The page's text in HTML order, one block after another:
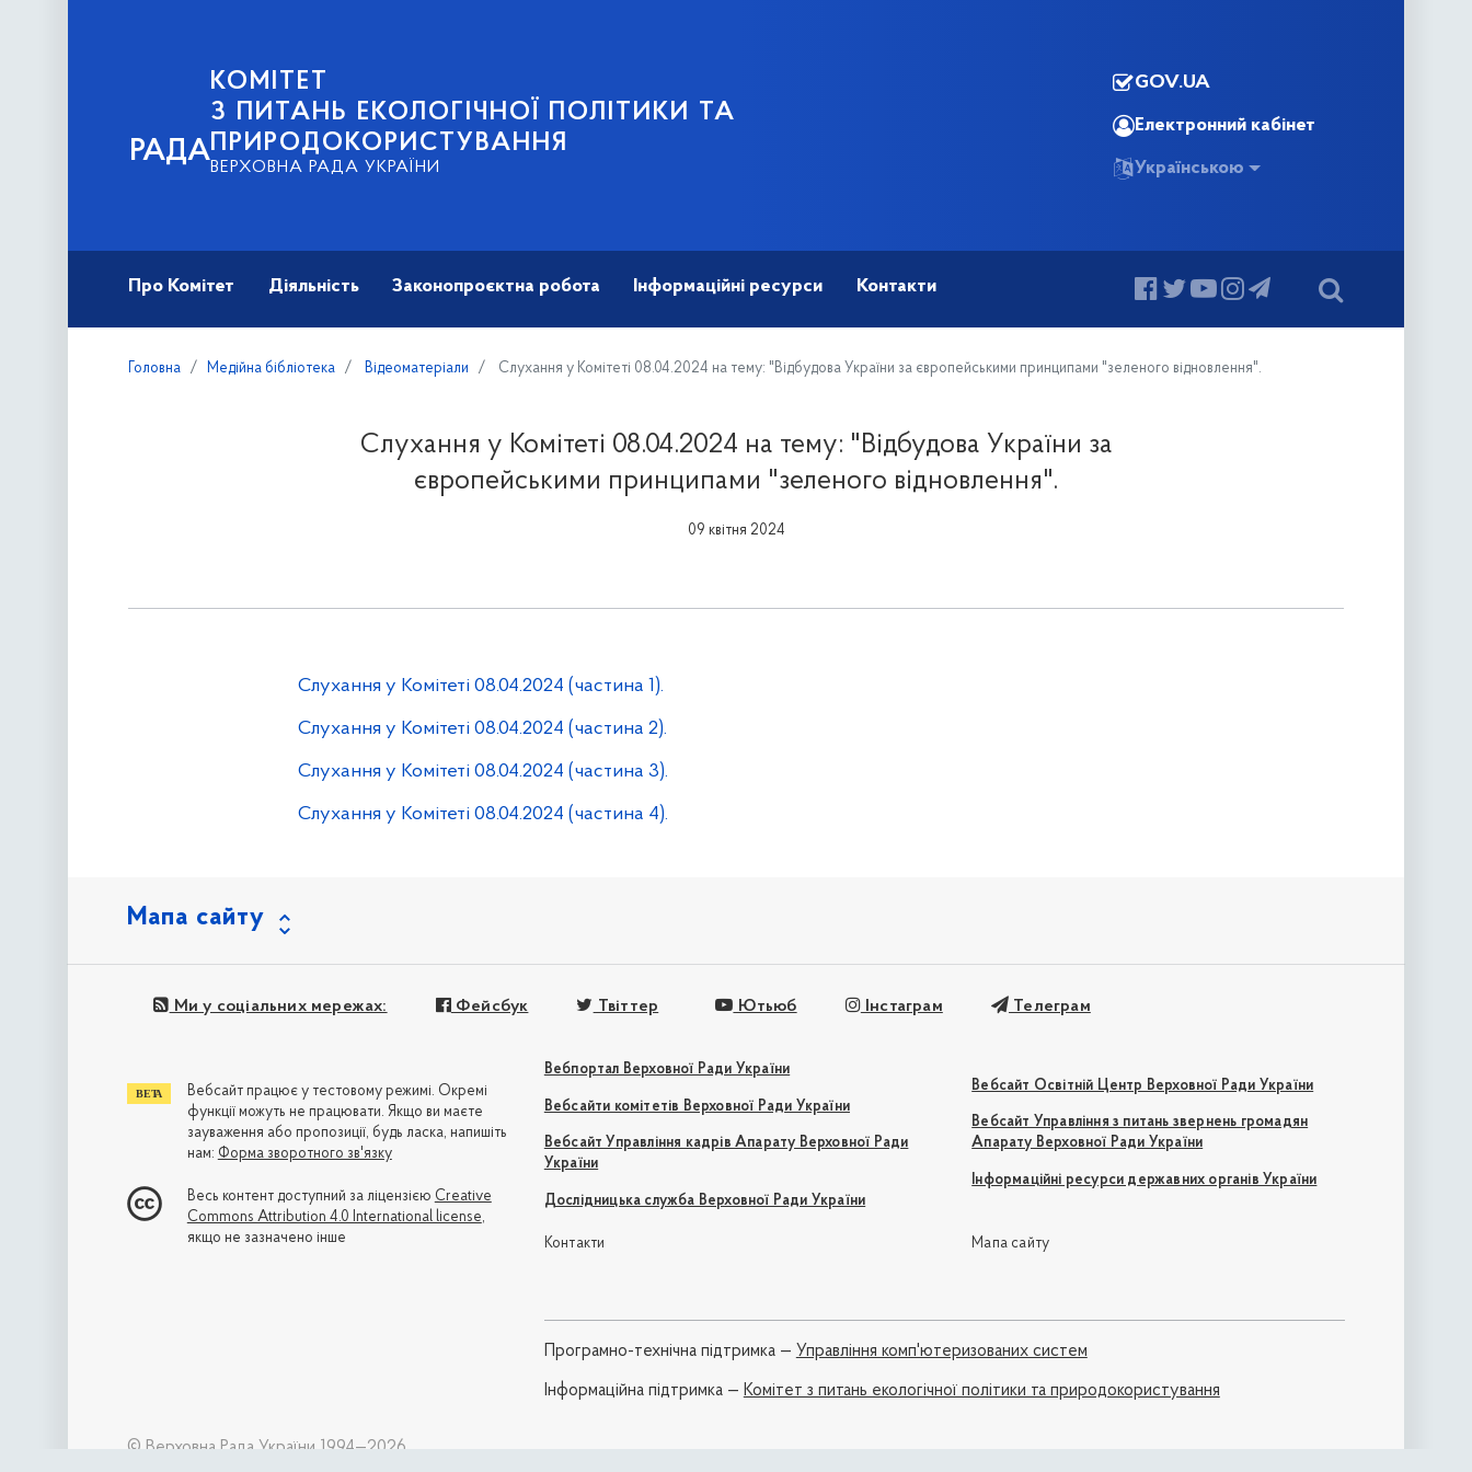
РАДА
КОМІТЕТ
З ПИТАНЬ ЕКОЛОГІЧНОЇ ПОЛІТИКИ ТА
ПРИРОДОКОРИСТУВАННЯ
ВЕРХОВНА РАДА УКРАЇНИ
GOV.UA
Електронний кабінет
Українською
Про Комітет Діяльність Законопроєктна робота Інформаційні ресурси Контакти
Головна Медійна бібліотека Відеоматеріали Cлухання у Комітеті 08.04.2024 на тему: "Відбудова України за європейськими принципами "зеленого відновлення".
Cлухання у Комітеті 08.04.2024 на тему: "Відбудова України за
європейськими принципами "зеленого відновлення".
09 квітня 2024
Cлухання у Комітеті 08.04.2024 (частина 1).
Cлухання у Комітеті 08.04.2024 (частина 2).
Cлухання у Комітеті 08.04.2024 (частина 3).
Cлухання у Комітеті 08.04.2024 (частина 4).
Мапа сайту
Ми у соціальних мережах: Фейсбук Твіттер Ютьюб Інстаграм Телеграм
Вебпортал Верховної Ради України
Вебсайти комітетів Верховної Ради України
Вебсайт Управління кадрів Апарату Верховної Ради
України
Дослідницька служба Верховної Ради України
Вебсайт Освітній Центр Верховної Ради України
Вебсайт Управління з питань звернень громадян
Апарату Верховної Ради України
Інформаційні ресурси державних органів України
Контакти Мапа сайту
Програмно-технічна підтримка — Управління комп'ютеризованих систем
Iнформаційна підтримка — Комітет з питань екологічної політики та природокористування
Вебсайт працює у тестовому режимі. Окремі
функції можуть не працювати. Якщо ви маєте
зауваження або пропозиції, будь ласка, напишіть
нам: Форма зворотного зв'язку
Весь контент доступний за ліцензією Creative
Commons Attribution 4.0 International license,
якщо не зазначено інше
© Верховна Рада України 1994—2026